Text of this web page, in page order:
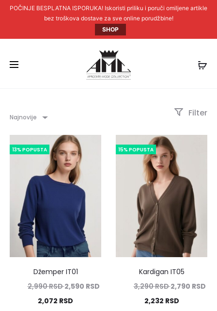
POČINJE BESPLATNA ISPORUKA! Iskoristi priliku i poruči omiljene artikle
bez troškova dostave za sve online porudžbine!
SHOP
Najnovije Filter
13% POPUSTA
Džemper IT01
2,990RSD2,590 RSD
2,072 RSD
15% POPUSTA
Kardigan IT05
3,290RSD2,790 RSD
2,232 RSD